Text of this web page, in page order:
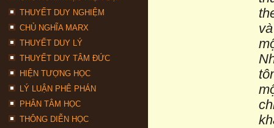
THUYẾT DUY NGHIỆM
CHỦ NGHĨA MARX
THUYẾT DUY LÝ
THUYẾT DUY TÂM ĐỨC
HIỆN TƯỢNG HỌC
LÝ LUẬN PHÊ PHÁN
PHÂN TÂM HỌC
THÔNG DIỄN HỌC